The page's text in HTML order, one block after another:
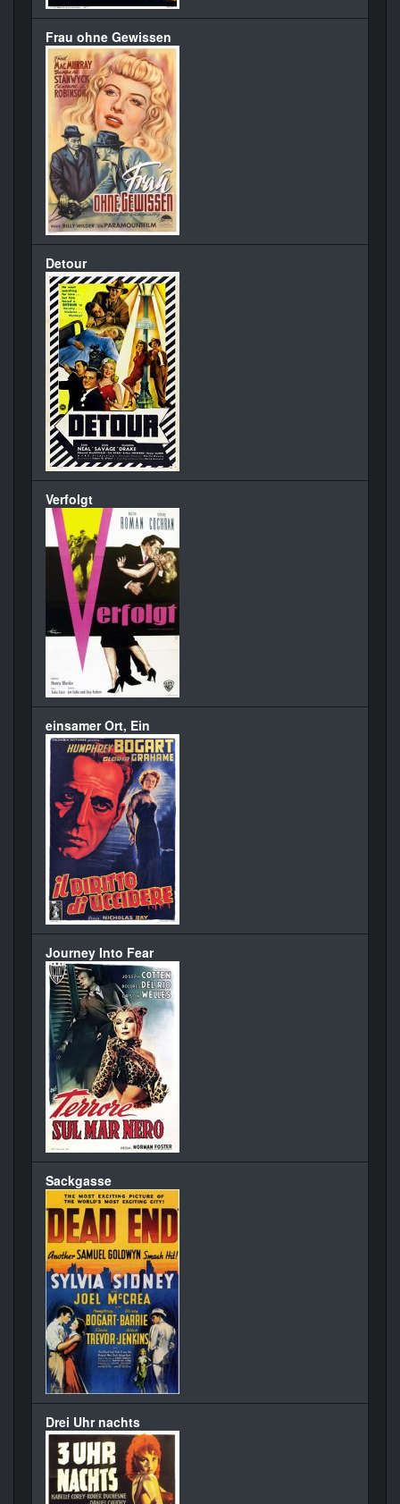
Frau ohne Gewissen
Detour
Verfolgt
einsamer Ort, Ein
Journey Into Fear
Sackgasse
Drei Uhr nachts